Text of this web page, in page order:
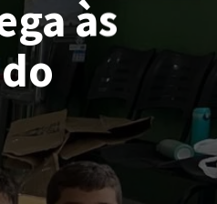
às